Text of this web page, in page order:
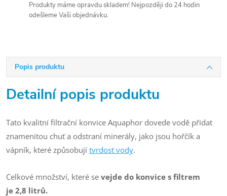
Produkty máme opravdu skladem! Nejpozději do 24 hodin
odešleme Vaši objednávku.
Popis produktu
Detailní popis produktu
Tato kvalitní filtrační konvice Aquaphor dovede vodě přidat
znamenitou chuť a odstraní minerály, jako jsou hořčík a
vápník, které způsobují tvrdost vody.
Celkové množství, které se vejde do konvice s filtrem
je 2,8 litrů.